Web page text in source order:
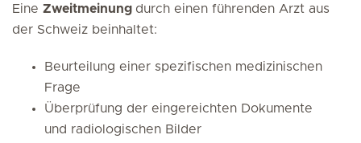
Eine Zweitmeinung durch einen führenden Arzt aus
der Schweiz beinhaltet:
Beurteilung einer spezifischen medizinischen
Frage
Überprüfung der eingereichten Dokumente
und radiologischen Bilder